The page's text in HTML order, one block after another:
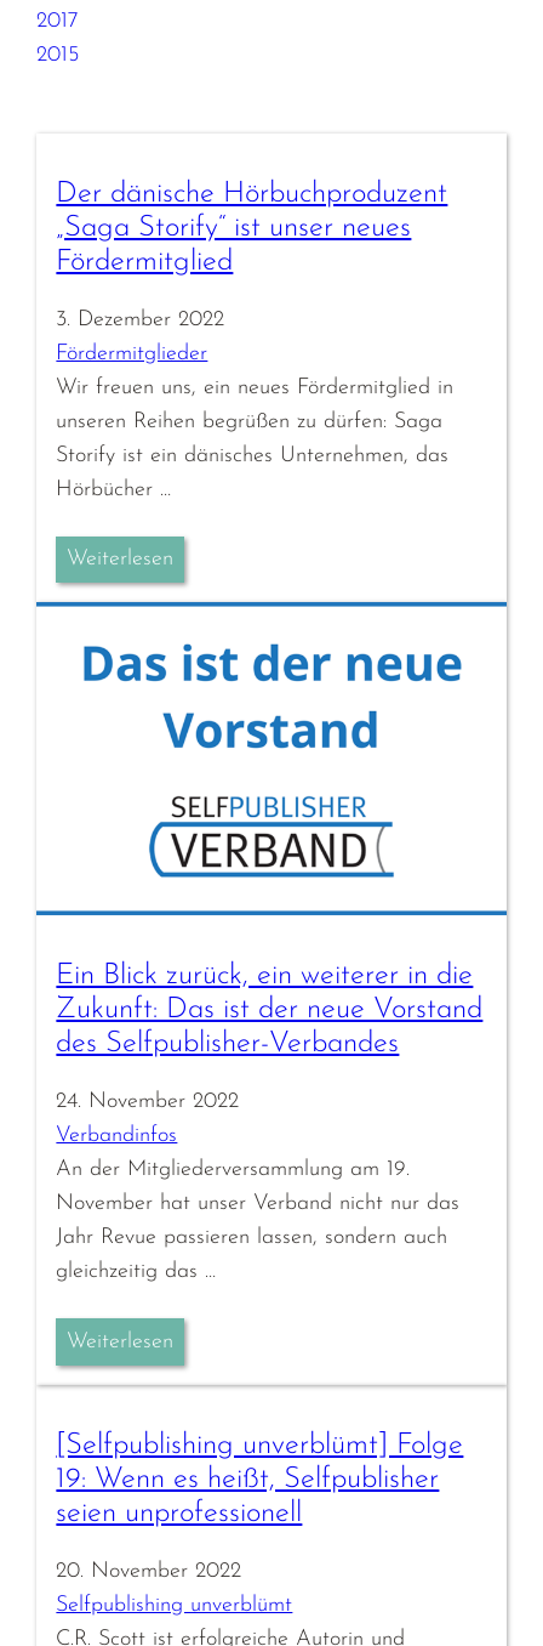
2017
2015
Der dänische Hörbuchproduzent
„Saga Storify“ ist unser neues
Fördermitglied
3. Dezember 2022
Fördermitglieder
Wir freuen uns, ein neues Fördermitglied in
unseren Reihen begrüßen zu dürfen: Saga
Storify ist ein dänisches Unternehmen, das
Hörbücher …
Weiterlesen
Ein Blick zurück, ein weiterer in die
Zukunft: Das ist der neue Vorstand
des Selfpublisher-Verbandes
24. November 2022
Verbandinfos
An der Mitgliederversammlung am 19.
November hat unser Verband nicht nur das
Jahr Revue passieren lassen, sondern auch
gleichzeitig das …
Weiterlesen
[Selfpublishing unverblümt] Folge
19: Wenn es heißt, Selfpublisher
seien unprofessionell
20. November 2022
Selfpublishing unverblümt
C.R. Scott ist erfolgreiche Autorin und